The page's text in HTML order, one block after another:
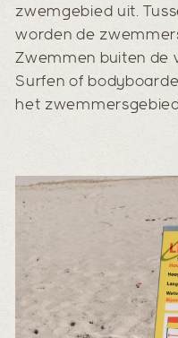
zwemgebied uit.
worden de
Zwemmen buiten de
Surfen of
het